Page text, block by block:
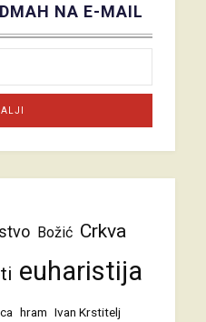
NA E-MAIL
Božić Crkva
euharistija
hram Ivan Krstitelj